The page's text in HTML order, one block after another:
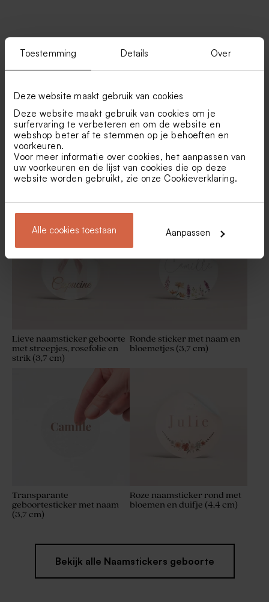
Toestemming Details Over
Deze website maakt gebruik van cookies
Deze website maakt gebruik van cookies om je
surfervaring te verbeteren en om de website en
webshop beter af te stemmen op je behoeften en
voorkeuren.
Voor meer informatie over cookies, het aanpassen van
uw voorkeuren en de lijst van cookies die op deze
website worden gebruikt, zie onze Cookieverklaring.
Alle cookies toestaan Aanpassen
luchtballon (3,7 cm)
sticker met naam
Lieve naamsticker geboorte
met streepjes, rosefolie en
strik (3,7 cm)
Ronde sticker met naam en
bloemetjes (3,7 cm)
Transparante
geboortesticker met naam
(3,7 cm)
Roze naamsticker rond met
bloemen en duifje (4,4 cm)
Bekijk alle Naamstickers geboorte